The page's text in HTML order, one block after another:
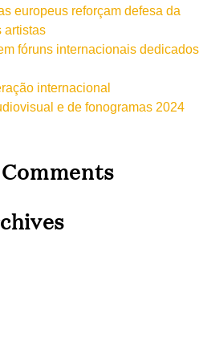
europeus reforçam defesa da
artistas
fóruns internacionais dedicados
internacional
e de fonogramas 2024